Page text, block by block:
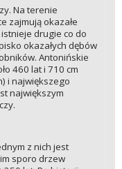
Na terenie
zajmują okazałe
drugie co do
okazałych dębów
Antonińskie
460 lat i 710 cm
i największego
największym
z nich jest
sporo drzew